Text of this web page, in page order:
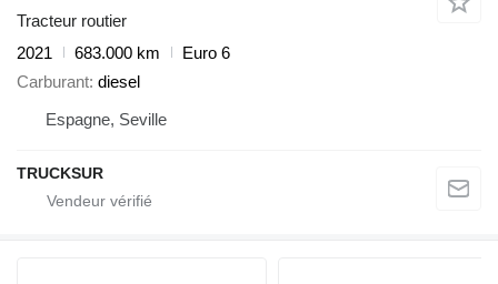
Tracteur routier
2021
683.000 km
Euro 6
Carburant diesel
Espagne, Seville
TRUCKSUR